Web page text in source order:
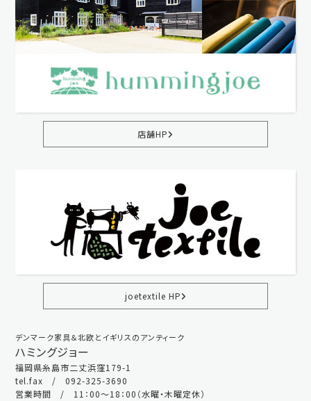
店舗HP
joetextile HP
デンマーク家具＆北欧とイギリスのアンティーク
ハミングジョー
福岡県糸島市二丈浜窪179-1
tel.fax / 092-325-3690
営業時間 / 11：00～18：00（水曜・木曜定休）